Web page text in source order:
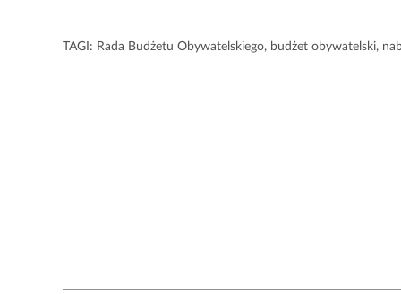
TAGI: Rada Budżetu Obywatelskiego, budżet obywatelski,